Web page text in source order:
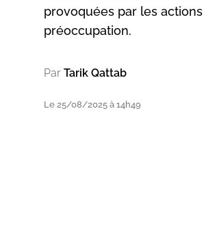
provoquées par les
préoccupation.
Par Tarik Qattab
Le 25/08/2025 à 14h49